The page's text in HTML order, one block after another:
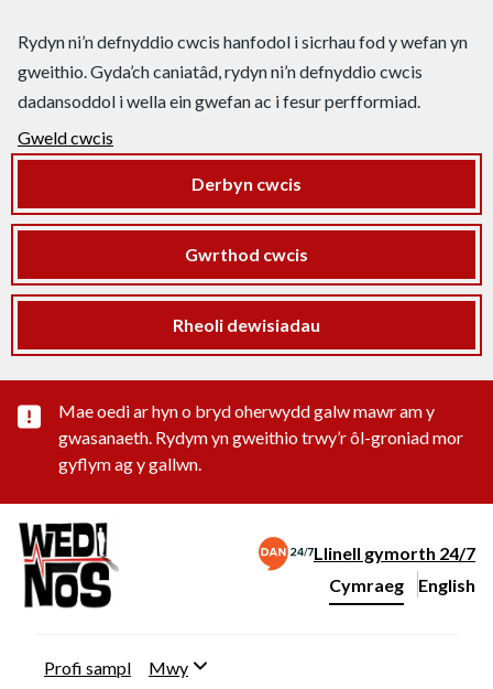
Rydyn ni’n defnyddio cwcis hanfodol i sicrhau fod y wefan yn
gweithio. Gyda’ch caniatâd, rydyn ni’n defnyddio cwcis
dadansoddol i wella ein gwefan ac i fesur perfformiad.
Gweld cwcis
Derbyn cwcis
Gwrthod cwcis
Rheoli dewisiadau
Rhybudd sylwedd pwysig
Mae oedi ar hyn o bryd oherwydd galw mawr am y
gwasanaeth. Rydym yn gweithio trwy’r ôl-groniad mor
gyflym ag y gallwn.
Llinell gymorth 24/7
Newid iaith y wefan
Cymraeg English
–
Profi sampl Mwy